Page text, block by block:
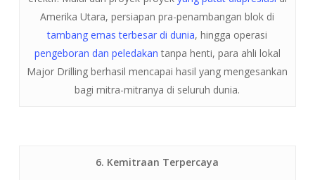
Amerika Utara, persiapan pra-penambangan blok di
tambang emas terbesar di dunia, hingga operasi
pengeboran dan peledakan tanpa henti, para ahli lokal
Major Drilling berhasil mencapai hasil yang mengesankan
bagi mitra-mitranya di seluruh dunia.
6. Kemitraan Terpercaya